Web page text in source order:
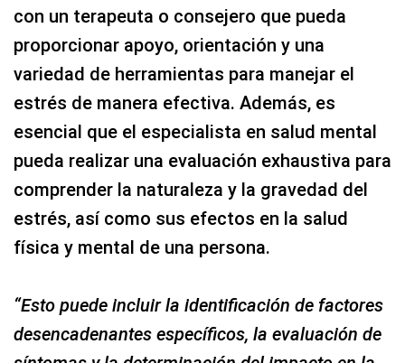
con un terapeuta o consejero que pueda
proporcionar apoyo, orientación y una
variedad de herramientas para manejar el
estrés de manera efectiva. Además, es
esencial que el especialista en salud mental
pueda realizar una evaluación exhaustiva para
comprender la naturaleza y la gravedad del
estrés, así como sus efectos en la salud
física y mental de una persona.
“Esto puede incluir la identificación de factores
desencadenantes específicos, la evaluación de